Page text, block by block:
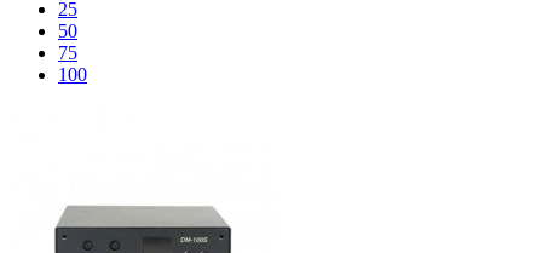
25
50
75
100